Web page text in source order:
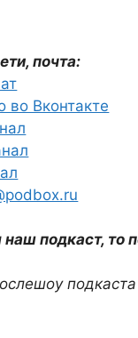
почта:
во Вконтакте
наш подкаст, то
подкаста